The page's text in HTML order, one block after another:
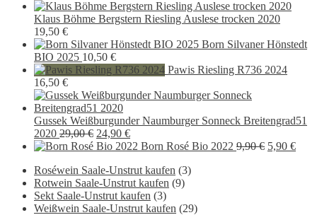
Klaus Böhme Bergstern Riesling Auslese trocken 2020
19,50 €
Born Silvaner Hönstedt
BIO 2025 10,50 €
Pawis Riesling R736 2024
16,50 €
Gussek Weißburgunder Naumburger Sonneck Breitengrad51
2020 29,00€ Ursprünglicher
Preis
29,00 €
24,90 €Aktueller
Preis
24,90 €.
Born Rosé Bio 2022 9,90€ 5,90 €
Roséwein Saale-Unstrut kaufen (3)
Rotwein Saale-Unstrut kaufen (9)
Sekt Saale-Unstrut kaufen (3)
Weißwein Saale-Unstrut kaufen (29)